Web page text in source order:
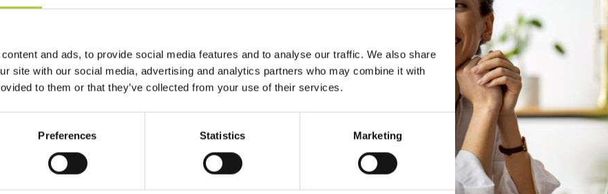
and ads, to provide social media features and to analyse our traffic. We also share
site with our social media, advertising and analytics partners who may combine it with
to them or that they’ve collected from your use of their services.
Preferences Statistics Marketing